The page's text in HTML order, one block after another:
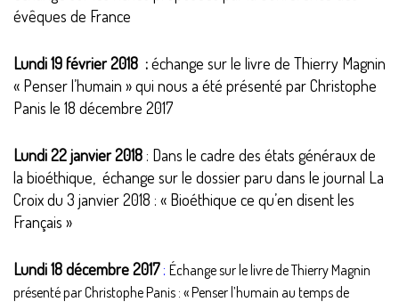
évêques de France
Lundi 19 février 2018 :échange sur le livre de Thierry Magnin
« Penser l’humain » qui nous a été présenté par Christophe
Panis le 18 décembre 2017
Lundi 22 janvier 2018 : Dans le cadre des états généraux de
la bioéthique, échange sur le dossier paru dans le journal La
Croix du 3 janvier 2018 : « Bioéthique ce qu’en disent les
Français »
Lundi 18 décembre 2017: Échange sur le livre de Thierry Magnin
présenté par Christophe Panis : « Penser l’humain au temps de